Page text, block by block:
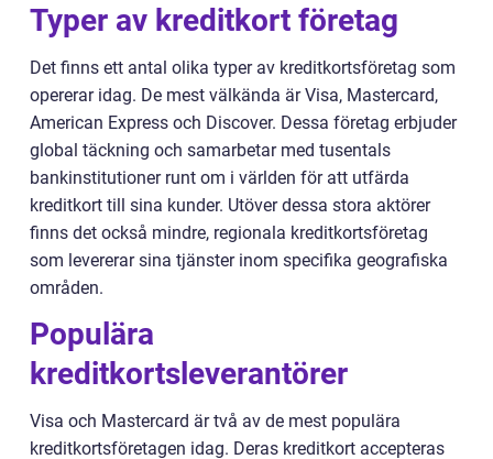
Typer av kreditkort företag
Det finns ett antal olika typer av kreditkortsföretag som
opererar idag. De mest välkända är Visa, Mastercard,
American Express och Discover. Dessa företag erbjuder
global täckning och samarbetar med tusentals
bankinstitutioner runt om i världen för att utfärda
kreditkort till sina kunder. Utöver dessa stora aktörer
finns det också mindre, regionala kreditkortsföretag
som levererar sina tjänster inom specifika geografiska
områden.
Populära
kreditkortsleverantörer
Visa och Mastercard är två av de mest populära
kreditkortsföretagen idag. Deras kreditkort accepteras